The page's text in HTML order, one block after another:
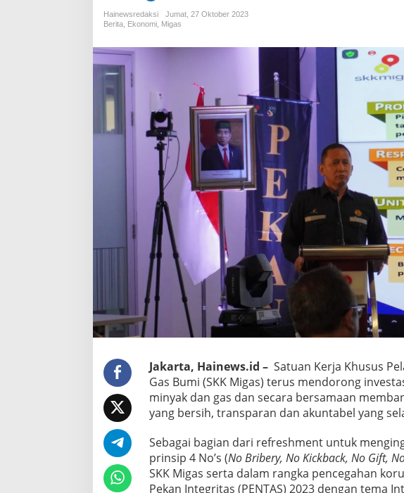
Hainewsredaksi
Jumat, 27 Oktober 2023
Berita Ekonomi Migas
Jakarta, Hainews.id – Satuan Kerja Khusus
Gas Bumi (SKK Migas) terus mendorong
minyak dan gas dan secara bersamaan
yang bersih, transparan dan akuntabel yang
Sebagai bagian dari refreshment untuk
prinsip 4 No’s (No Bribery, No Kickback, No Gift,
SKK Migas serta dalam rangka pencegahan
Pekan Integritas (PENTAS) 2023 dengan tema